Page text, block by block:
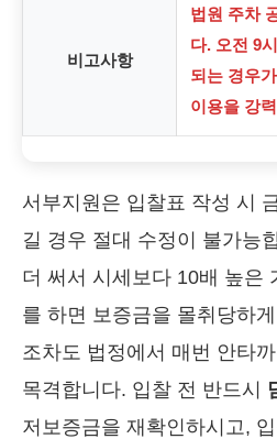
비고사항
법원 주차
다. 오전 9
되는 경우
이용을 강
서부지원은 입찰표 작성 시
길 경우 절대 수정이 불가능
더 써서 시세보다 10배 높은
를 하면 보증금을 몰취당하
조차도 법정에서 매번 안타
목격합니다. 입찰 전 반드시
저보증금을 재확인하시고,